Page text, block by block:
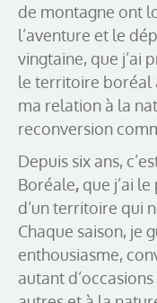
de montagne ont
l’aventure et le
vingtaine, que j’ai
le territoire boréal
ma relation à la
reconversion
Depuis six ans,
Boréale, que j’ai
d’un territoire qui
Chaque saison, je
enthousiasme,
autant